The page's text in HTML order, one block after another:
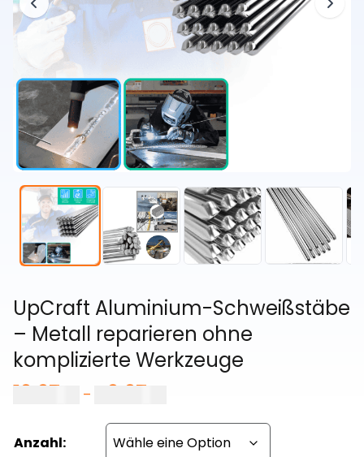
UpCraft Aluminium-Schweißstäbe
– Metall reparieren ohne
komplizierte Werkzeuge
19,97
– 49,97
bis
49,97 €
Anzahl: